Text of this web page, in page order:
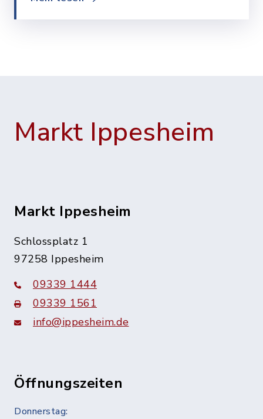
Markt Ippesheim
Markt Ippesheim
Schlossplatz 1
97258 Ippesheim
09339 1444
09339 1561
info@ippesheim.de
Öffnungszeiten
Donnerstag: